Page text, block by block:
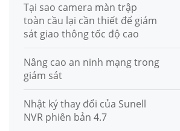
Tại sao camera màn trập
toàn cầu lại cần thiết để giám
sát giao thông tốc độ cao
Nâng cao an ninh mạng trong
giám sát
Nhật ký thay đổi của Sunell
NVR phiên bản 4.7